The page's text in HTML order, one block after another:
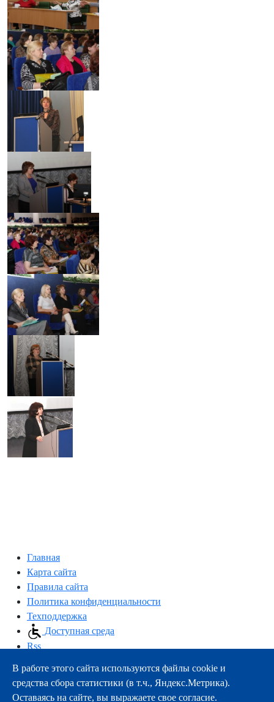
Главная
Карта сайта
Правила сайта
Политика конфиденциальности
Техподдержка
Доступная среда
Rss
163000, г.Архангельск, пр-т Троицкий, 51
тел.:+7 (8182) 21-11-63
В работе этого сайта используются файлы cookie и
средства сбора статистики (в т.ч., Яндекс.Метрика).
Оставаясь на сайте, вы выражаете свое согласие.